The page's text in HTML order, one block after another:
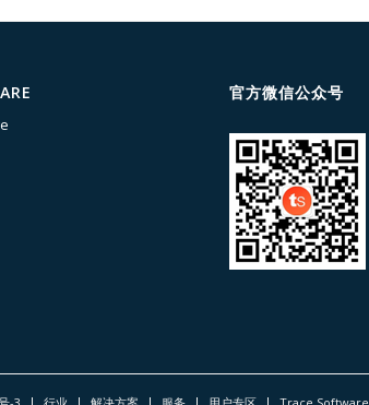
官方微信公众号